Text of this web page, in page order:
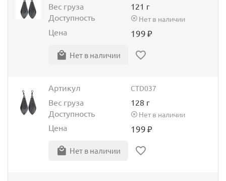
Вес груза
121 г
Доступность
Нет в наличии
Цена 199₽
Нет в наличии
Артикул CTD037
Вес груза
128 г
Доступность
Нет в наличии
Цена 199₽
Нет в наличии